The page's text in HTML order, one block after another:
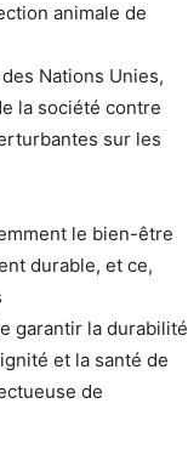
animale de
Nations Unies,
la société contre
sur les
le bien-être
durable, et ce,
garantir la durabilité
et la santé de
de